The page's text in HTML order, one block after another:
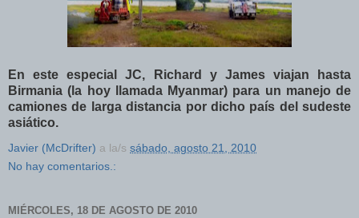
En este especialJC, Richard y Jamesviajan hasta
Birmania (la hoy llamada Myanmar) para un manejo de
camiones de larga distancia por dicho país del sudeste
asiático.
Javier (McDrifter) a la/s sábado, agosto 21, 2010
No hay comentarios.:
MIÉRCOLES, 18 DE AGOSTO DE 2010